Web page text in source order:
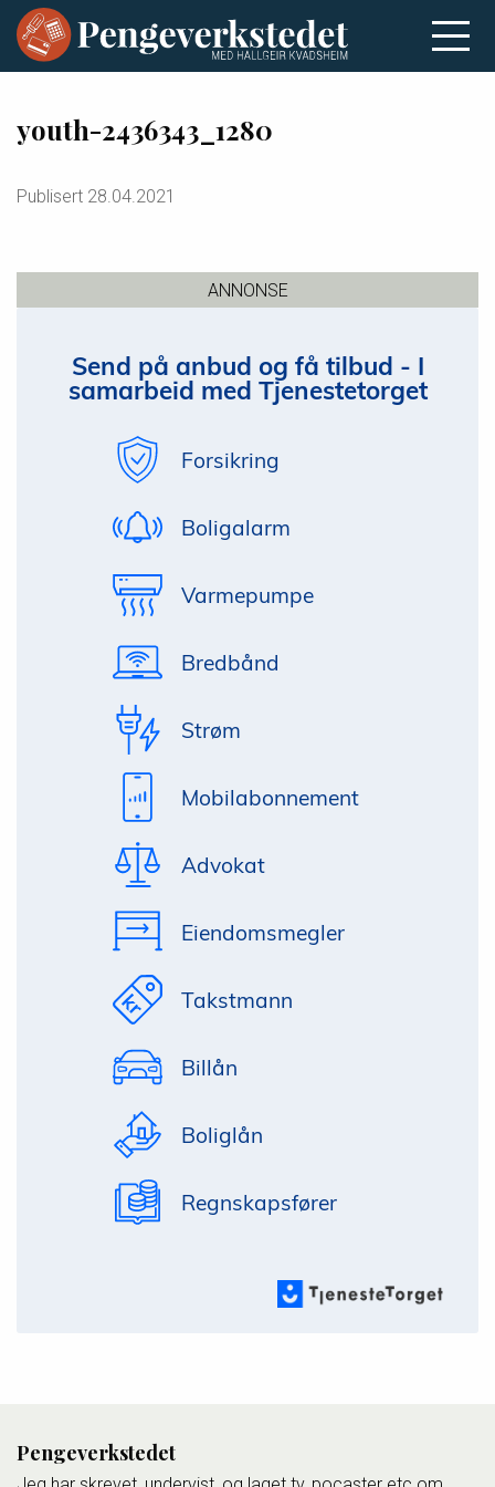
youth-2436343_1280
Publisert 28.04.2021
ANNONSE
Send på anbud og få tilbud - I
samarbeid med Tjenestetorget
Forsikring
Boligalarm
Varmepumpe
Bredbånd
Strøm
Mobilabonnement
Advokat
Eiendomsmegler
Takstmann
Billån
Boliglån
Regnskapsfører
Pengeverkstedet